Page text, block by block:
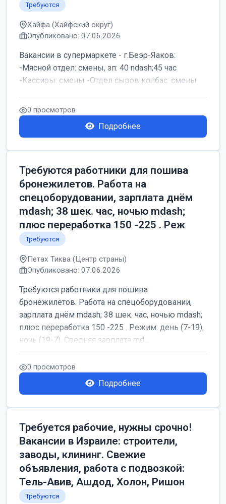
Требуются
Хайфа (Хайфский округ)
Опубликовано: 07.06.2026
Вакансии в супермаркете - г.Беэр-Яаков:
-Мясной отдел: смены, зп: 40 ndash;45 час
-Кассиры: смены -Отдел сыров колбас: смены
0 просмотров
Подробнее
Требуются работники для пошива
бронежилетов. Работа на
спецоборудовании, зарплата днём
mdash; 38 шек. час, ночью mdash;
плюс переработка 150 -225 . Реж
Требуются
Петах Тиква (Центр страны)
Опубликовано: 07.06.2026
Требуются работники для пошива
бронежилетов. Работа на спецоборудовании,
зарплата днём mdash; 38 шек. час, ночью mdash;
плюс переработка 150 -225 . Режим: день (7-19),
ночь (19-7). Средняя зарплата md...
0 просмотров
Подробнее
Требуется рабочие, нужны срочно!
Вакансии в Израиле: строители,
заводы, клининг. Свежие
объявления, работа с подвозкой:
Тель-Авив, Ашдод, Холон, Ришон
Требуются